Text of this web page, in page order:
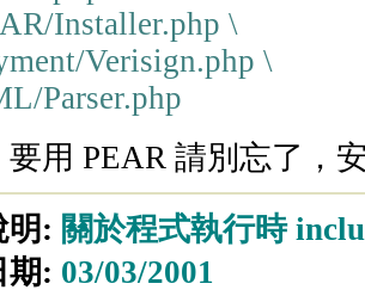
Installer.php \
Verisign.php \
Parser.php
用 PEAR 請別忘了，
明: 關於程式執行時
期: 03/03/2001